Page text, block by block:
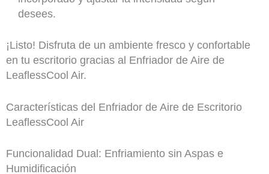
desees.
¡Listo! Disfruta de un ambiente fresco y confortable
en tu escritorio gracias al Enfriador de Aire de
LeaflessCool Air.
Características del Enfriador de Aire de Escritorio
LeaflessCool Air
Funcionalidad Dual: Enfriamiento sin Aspas e
Humidificación